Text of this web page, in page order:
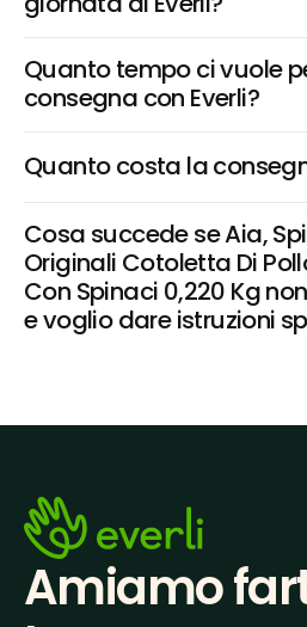
Quanto tempo ci vuole
consegna con Everli?
Quanto costa la
Cosa succede se Aia,
Originali Cotoletta Di
Con Spinaci 0,220 Kg
e voglio dare istruzioni
Amiamo